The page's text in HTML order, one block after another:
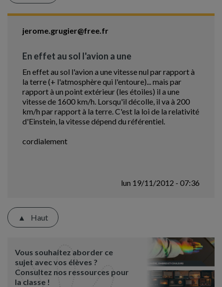
jerome.grugier@free.fr
En effet au sol l'avion a une
En effet au sol l'avion a une vitesse nul par rapport à
la terre (+ l'atmosphère qui l'entoure)... mais par
rapport à un point extérieur (les étoiles) il a une
vitesse de 1600 km/h. Lorsqu'il décolle, il va à 200
km/h par rapport à la terre. C'est la loi de la relativité
d'Einstein, la vitesse dépend du référentiel.
cordialement
lun 19/11/2012 - 07:36
Haut
Vous souhaitez aborder ce
sujet avec vos élèves ?
Consultez nos ressources pour
la classe !